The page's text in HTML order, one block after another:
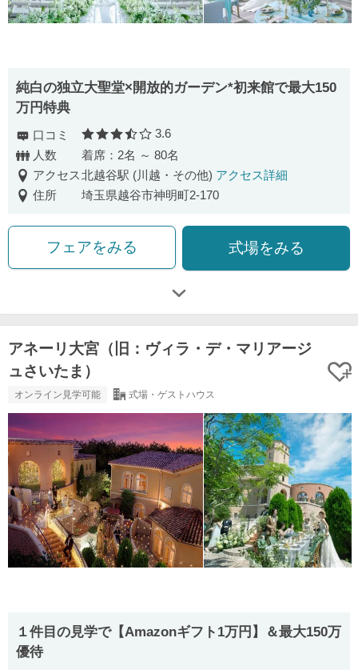
純白の独立大聖堂×開放的ガーデン*初来館で最大150
万円特典
口コミ 口コミ評価
3.6
人数
着席：2名 ～ 80名
アクセス北越谷駅 (川越・その他) アクセス詳細
住所
埼玉県越谷市神明町2-170
フェアをみる 式場をみる
アネーリ大宮（旧：ヴィラ・デ・マリアージ
ュさいたま）
オンライン見学可能 式場・ゲストハウス
１件目の見学で【Amazonギフト1万円】＆最大150万
優待